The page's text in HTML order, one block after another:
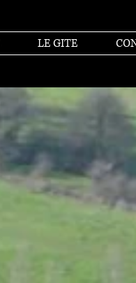
LE GITE